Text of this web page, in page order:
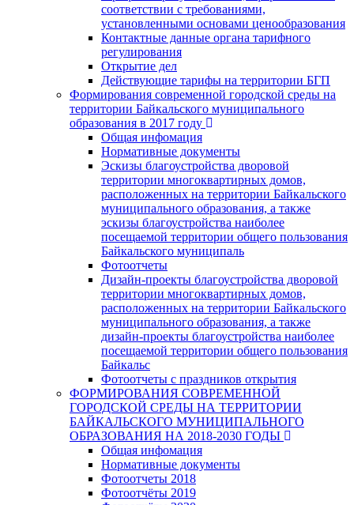
соответствии с требованиями,
установленными основами ценообразования
Контактные данные органа тарифного
регулирования
Открытие дел
Действующие тарифы на территории БГП
Формирования современной городской среды на
территории Байкальского муниципального
образования в 2017 году
Общая инфомация
Нормативные документы
Эскизы благоустройства дворовой
территории многоквартирных домов,
расположенных на территории Байкальского
муниципального образования, а также
эскизы благоустройства наиболее
посещаемой территории общего пользования
Байкальского муниципаль
Фотоотчеты
Дизайн-проекты благоустройства дворовой
территории многоквартирных домов,
расположенных на территории Байкальского
муниципального образования, а также
дизайн-проекты благоустройства наиболее
посещаемой территории общего пользования
Байкальс
Фотоотчеты с праздников открытия
ФОРМИРОВАНИЯ СОВРЕМЕННОЙ
ГОРОДСКОЙ СРЕДЫ НА ТЕРРИТОРИИ
БАЙКАЛЬСКОГО МУНИЦИПАЛЬНОГО
ОБРАЗОВАНИЯ НА 2018-2030 ГОДЫ
Общая инфомация
Нормативные документы
Фотоотчеты 2018
Фотоотчёты 2019